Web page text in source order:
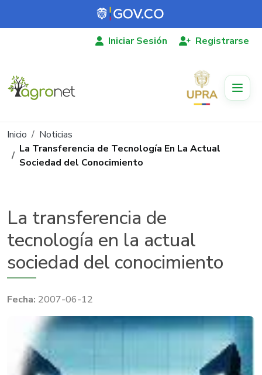
Pasar al contenido principal
Iniciar Sesión Registrarse
Ruta de navegación
Inicio
Noticias
La Transferencia de Tecnología En La Actual
Sociedad del Conocimiento
La transferencia de
tecnología en la actual
sociedad del conocimiento
2007-06-12